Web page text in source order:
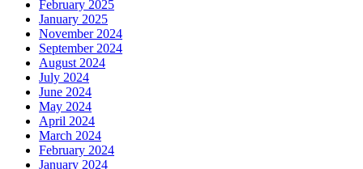
February 2025
January 2025
November 2024
September 2024
August 2024
July 2024
June 2024
May 2024
April 2024
March 2024
February 2024
January 2024